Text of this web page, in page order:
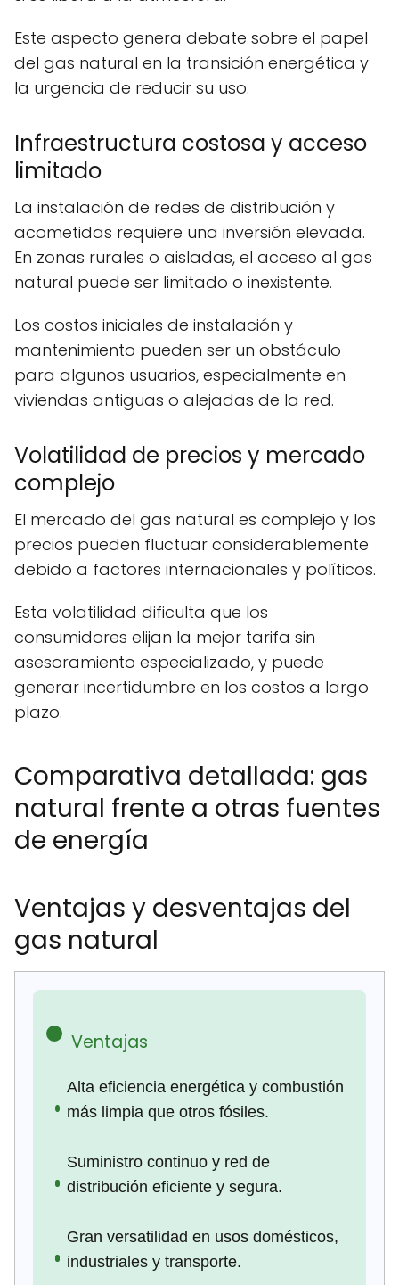
Este aspecto genera debate sobre el papel
del gas natural en la transición energética y
la urgencia de reducir su uso.
Infraestructura costosa y acceso
limitado
La instalación de redes de distribución y
acometidas requiere una inversión elevada.
En zonas rurales o aisladas, el acceso al gas
natural puede ser limitado o inexistente.
Los costos iniciales de instalación y
mantenimiento pueden ser un obstáculo
para algunos usuarios, especialmente en
viviendas antiguas o alejadas de la red.
Volatilidad de precios y mercado
complejo
El mercado del gas natural es complejo y los
precios pueden fluctuar considerablemente
debido a factores internacionales y políticos.
Esta volatilidad dificulta que los
consumidores elijan la mejor tarifa sin
asesoramiento especializado, y puede
generar incertidumbre en los costos a largo
plazo.
Comparativa detallada: gas
natural frente a otras fuentes
de energía
Ventajas y desventajas del
gas natural
Ventajas
Alta eficiencia energética y combustión
más limpia que otros fósiles.
Suministro continuo y red de
distribución eficiente y segura.
Gran versatilidad en usos domésticos,
industriales y transporte.